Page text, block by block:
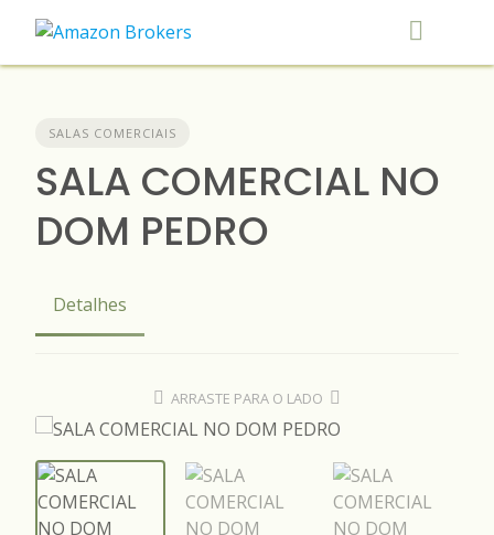
content
SALAS COMERCIAIS
SALA COMERCIAL NO
DOM PEDRO
Detalhes
ARRASTE PARA O LADO